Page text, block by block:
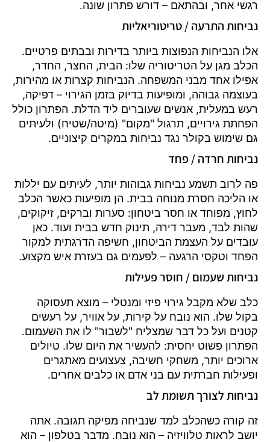
רגשי אחר, ובהתאם – דורש פתרון שונה.
נביחות התרעה / טריטוריאליות
אלו הנביחות הנפוצות ביותר בדירות ובבתים פרטיים.
הכלב מגן על הטריטוריה שלו: הבית, החצר, החדר,
אפילו אחד מבני המשפחה. הנביחות קצרות או מהירות,
בעוצמה גבוהה, ומופיעות בדיוק בזמן הגירוי – דפיקה,
רעש במעלית, אנשים שעוברים ליד הדלת. הפתרון כולל
הפחתת גירויים, תרגול "מקום" (מיטה/שטיח) ולעיתים
גם שימוש בקולר נגד נביחות במקרים קיצוניים.
נביחות חרדה / פחד
פה לרוב תשמע נביחות גבוהות יותר, לעיתים עם יללות
או הליכה חסרת מנוחה בבית. הן מופיעות כאשר הכלב
לחוץ, מפוחד או חסר ביטחון: סערות וברקים, זיקוקים,
שהות לבד, מעבר דירה, תינוק חדש בבית ועוד. כאן
עובדים על העצמת הביטחון, חשיפה הדרגתית למקור
הפחד וטקסי הרגעה – לפעמים גם בעזרת איש מקצוע.
נביחות שעמום / חוסר פעילות
כלב שלא מקבל גירוי פיזי ומנטלי – מוצא תעסוקה
בקול שלו. הוא נובח על קירות, על אוויר, על רעשים
קטנים ועל כל דבר שמצליח "לשבור" לו את השעמום.
הפתרון פשוט יחסית: להעשיר את היום שלו. טיולים
ארוכים יותר, משחקי חשיבה, צעצועים מאתגרים
ופעילות חברתית עם בני אדם או כלבים אחרים.
נביחות לצורך תשומת לב
זה קורה כשהכלב למד שנביחה מפיקה תגובה. אתה
יושב לראות טלוויזיה – הוא נובח. מדבר בטלפון – הוא